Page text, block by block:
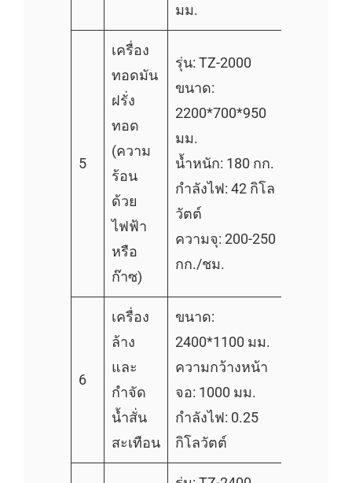
มม.
5
เครื่อง
ทอดมัน
ฝรั่ง
ทอด
(ความ
ร้อน
ด้วย
ไฟฟ้า
หรือ
ก๊าซ)
รุ่น: TZ-2000
ขนาด:
2200*700*950
มม.
น้ำหนัก: 180 กก.
กำลังไฟ: 42 กิโล
วัตต์
ความจุ: 200-250
กก./ชม.
6
เครื่อง
ล้าง
และ
กำจัด
น้ำสั่น
สะเทือน
ขนาด:
2400*1100 มม.
ความกว้างหน้า
จอ: 1000 มม.
กำลังไฟ: 0.25
กิโลวัตต์